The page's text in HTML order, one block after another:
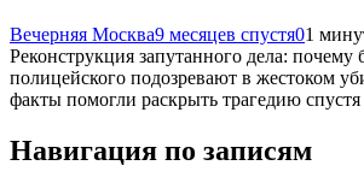
Вечерняя Москва9 месяцев спустя01
Реконструкция запутанного дела: почему
полицейского подозревают в жестоком
факты помогли раскрыть трагедию спустя
Навигация по записям